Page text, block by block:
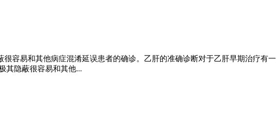
容易和其他病症混淆延误患者的确诊。乙肝的准确诊断对于乙肝早期治疗有
其隐蔽很容易和其他...